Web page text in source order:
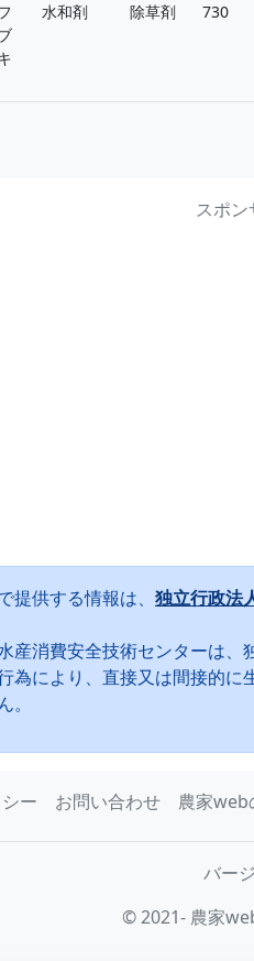
水和剤 除草剤 730
スポン
供する情報は、 独立行政法
産消費安全技術センターは
為により、直接又は間接的
ー お問い合わせ 農家web
バー
© 2021- 農家